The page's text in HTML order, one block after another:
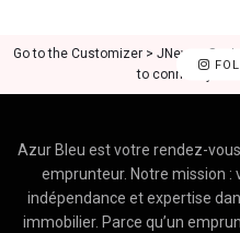
Go to the Customizer > JNews :
to connect your
Azur Bleu est votre rendez-
emprunteur. Notre mission :
indépendance et expertise
immobilier. Parce qu’un